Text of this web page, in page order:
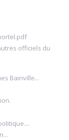
officiels du
Bainville...